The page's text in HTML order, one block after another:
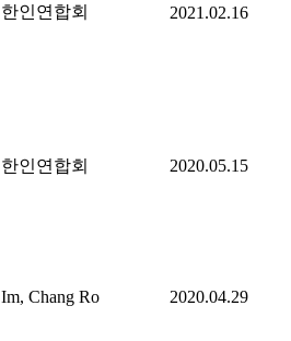
한인연합회 2021.02.16
한인연합회 2020.05.15
Im, Chang Ro 2020.04.29